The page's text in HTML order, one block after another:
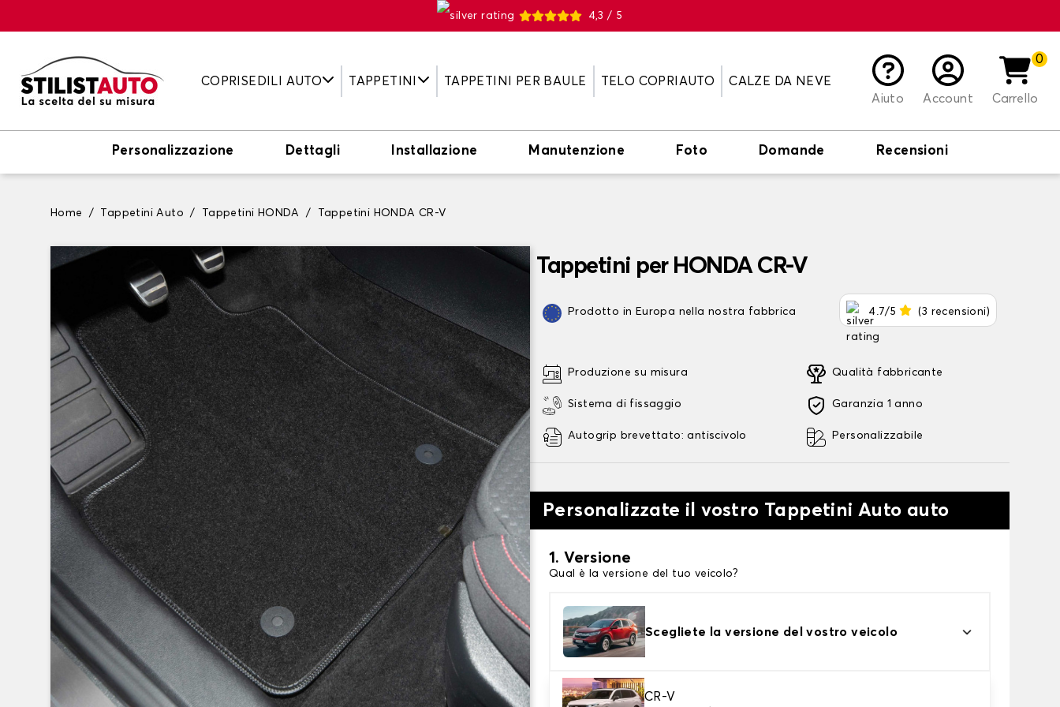
4,3 / 5
COPRISEDILI AUTO TAPPETINI TAPPETINI PER BAULE TELO COPRIAUTO
CALZE DA NEVE
Aiuto
Account
0
Carrello
Personalizzazione Dettagli Installazione Manutenzione Foto Domande Recensioni
Home Tappetini Auto Tappetini HONDA Tappetini HONDA CR-V
Tappetini per HONDA CR-V
Prodotto in Europa nella nostra fabbrica 4.7/5 (3 recensioni)
Produzione su misura
Sistema di fissaggio
Autogrip brevettato: antiscivolo
Qualità fabbricante
Garanzia 1 anno
Personalizzabile
Personalizzate il vostro Tappetini Auto auto
1. Versione
Qual è la versione del tuo veicolo?
Scegliete la versione del vostro veicolo
CR-V
2. Materiale